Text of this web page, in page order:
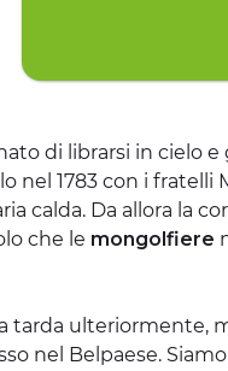
di librarsi in cielo e
nel 1783 con i
calda. Da allora la
che le mongolfiere
tarda ulteriormente,
nel Belpaese.